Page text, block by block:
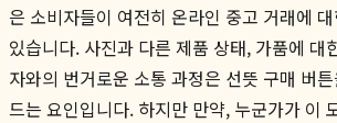
은 소비자들이 여전히 온라인 중고 거래에
있습니다. 사진과 다른 제품 상태, 가품에 대
자와의 번거로운 소통 과정은 선뜻 구매 버
드는 요인입니다. 하지만 만약, 누군가가 이